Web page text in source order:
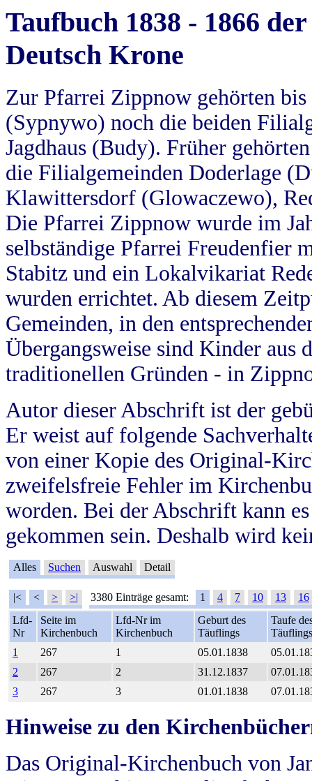
Taufbuch 1838 - 1866
Deutsch Krone
Zur Pfarrei Zippnow gehörten
(Sypnywo) noch die beiden
Jagdhaus (Budy). Früher
die Filialgemeinden Doderlage
Klawittersdorf (Glowaczewo),
Die Pfarrei Zippnow wurde im
selbständige Pfarrei Freudenfier
Stabitz und ein Lokalvikariat
wurden errichtet. Ab diesem
Gemeinden, in den
Übergangsweise sind Kinder aus
traditionellen Gründen - in
Autor dieser Abschrift ist der
Er weist auf folgende
von einer Kopie des Original-
zweifelsfreie Fehler im
worden. Bei der Abschrift kann
gekommen sein. Deshalb wird
Alles Suchen Auswahl Detail
|< < > >| 3380 Einträge gesamt: 1 4 7 10 13
16
Lfd-
Nr
Seite im
Kirchenbuch
Lfd-Nr im
Kirchenbuch
Geburt des
Täuflings
Taufe
Täuflings
1
267 1 05.01.1838
2
267 2 31.12.1837
3
267 3 01.01.1838
Hinweise zu den
Das Original-Kirchenbuch von